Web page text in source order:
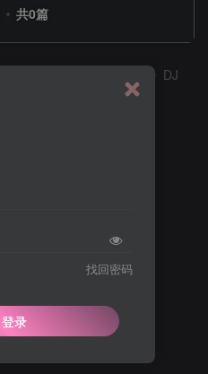
共0篇
DJ
找回密码
登录